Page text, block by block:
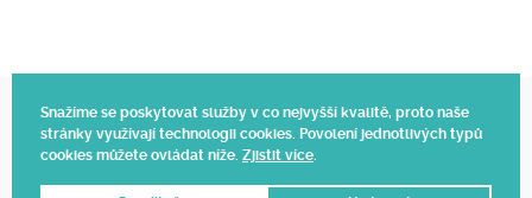
Snažíme se poskytovat služby v co nejvyšší kvalitě, proto naše
stránky využívají technologii cookies. Povolení jednotlivých typů
cookies můžete ovládat níže. Zjistit více.
Web vytvořil Polagraph
© 2025.